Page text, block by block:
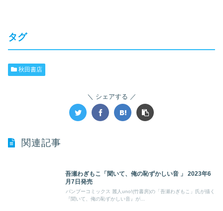
タグ
秋田書店
シェアする
関連記事
吾瀬わぎもこ「聞いて、俺の恥ずかしい音 」 2023年6
月7日発売
バンブーコミックス 麗人uno!(竹書房)の「吾瀬わぎもこ」氏が描く
『聞いて、俺の恥ずかしい音』が...